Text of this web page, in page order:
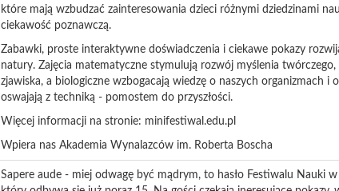
które mają wzbudzać zainteresowania dzieci różnymi dziedzinami
ciekawość poznawczą.
Zabawki, proste interaktywne doświadczenia i ciekawe pokazy
natury. Zajęcia matematyczne stymulują rozwój myślenia
zjawiska, a biologiczne wzbogacają wiedzę o naszych organizmach i
oswajają z techniką - pomostem do przyszłości.
Więcej informacji na stronie: minifestiwal.edu.pl
Wpiera nas Akademia Wynalazców im. Roberta Boscha
Sapere aude - miej odwagę być mądrym, to hasło Festiwalu Nauki